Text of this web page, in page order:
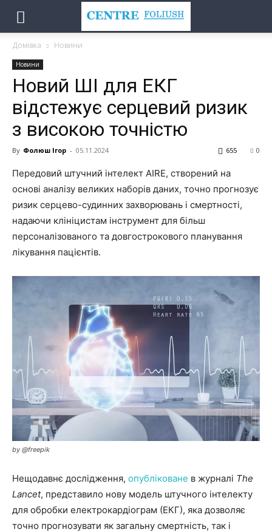
Домівка Новини
Новини
Новий ШІ для ЕКГ
відстежує серцевий ризик
з високою точністю
By Фолюш Ігор - 05.11.2024 0
655
Передовий штучний інтелект AIRE, створений на
основі аналізу великих наборів даних, точно прогнозує
ризик серцево-судинних захворювань і смертності,
надаючи клініцистам інструмент для більш
персоналізованого та довгострокового планування
лікування пацієнтів.
by @freepik
Нещодавнє дослідження, опубліковане в журналі The
Lancet, представило нову модель штучного інтелекту
для обробки електрокардіограм (ЕКГ), яка дозволяє
точно прогнозувати як загальну смертність, так і